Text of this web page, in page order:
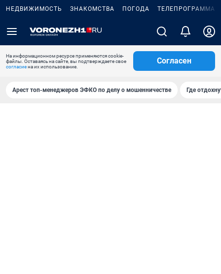
НЕДВИЖИМОСТЬ ЗНАКОМСТВА ПОГОДА ТЕЛЕПРОГРАММА
На информационном ресурсе применяются cookie-
файлы. Оставаясь на сайте, вы подтверждаете свое
согласиена их использование.
Согласен
Арест топ-менеджеров ЭФКО по делу о мошенничестве Где